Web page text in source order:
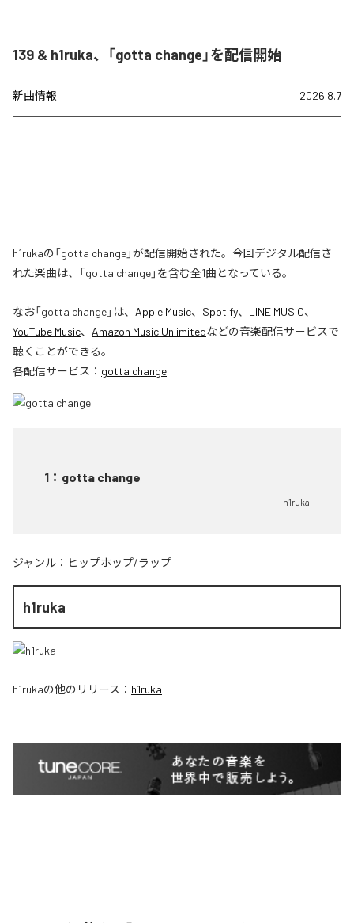
139 & h1ruka、「gotta change」を配信開始
新曲情報 2026.8.7
h1rukaの「gotta change」が配信開始された。今回デジタル配信さ
れた楽曲は、「gotta change」を含む全1曲となっている。
なお「gotta change」は、 Apple Music、 Spotify、 LINE MUSIC、
YouTube Music、 Amazon Music Unlimitedなどの音楽配信サービスで
聴くことができる。
各配信サービス： gotta change
1 ： gotta change
h1ruka
ジャンル： ヒップホップ/ラップ
h1ruka
h1rukaの他のリリース： h1ruka